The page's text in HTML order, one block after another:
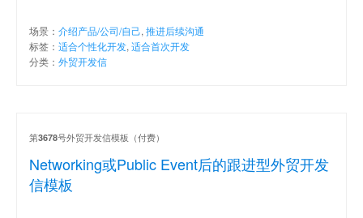
场景： 介绍产品/公司/自己, 推进后续沟通
标签： 适合个性化开发, 适合首次开发
分类： 外贸开发信
Networking或Public Event后的跟进型外贸开发
信模板
第3678号外贸开发信模板（付费）